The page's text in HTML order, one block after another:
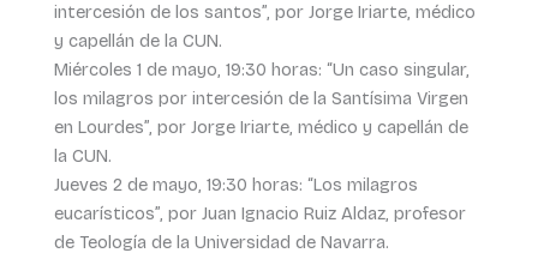
intercesión de los santos”, por Jorge Iriarte, médico
y capellán de la CUN.
Miércoles 1 de mayo, 19:30 horas: “Un caso singular,
los milagros por intercesión de la Santísima Virgen
en Lourdes”, por Jorge Iriarte, médico y capellán de
la CUN.
Jueves 2 de mayo, 19:30 horas: “Los milagros
eucarísticos”, por Juan Ignacio Ruiz Aldaz, profesor
de Teología de la Universidad de Navarra.